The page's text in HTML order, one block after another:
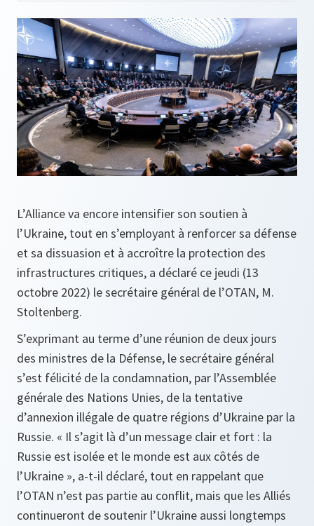
L’Alliance va encore intensifier son soutien à
l’Ukraine, tout en s’employant à renforcer sa défense
et sa dissuasion et à accroître la protection des
infrastructures critiques, a déclaré ce jeudi (13
octobre 2022) le secrétaire général de l’OTAN, M.
Stoltenberg.
S’exprimant au terme d’une réunion de deux jours
des ministres de la Défense, le secrétaire général
s’est félicité de la condamnation, par l’Assemblée
générale des Nations Unies, de la tentative
d’annexion illégale de quatre régions d’Ukraine par la
Russie. « Il s’agit là d’un message clair et fort : la
Russie est isolée et le monde est aux côtés de
l’Ukraine », a-t-il déclaré, tout en rappelant que
l’OTAN n’est pas partie au conflit, mais que les Alliés
continueront de soutenir l’Ukraine aussi longtemps